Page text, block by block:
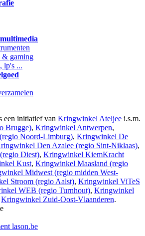
& gaming
lp's ...
initiatief van Kringwinkel Ateljee i.s.m.
Brugge), Kringwinkel Antwerpen,
Noord-Limburg), Kringwinkel De
Den Azalee (regio Sint-Niklaas),
Diest), Kringwinkel KiemKracht
Kust, Kringwinkel Maasland (regio
Midwest (regio midden West-
Stroom (regio Aalst), Kringwinkel ViTeS
WEB (regio Turnhout), Kringwinkel
Kringwinkel Zuid-Oost-Vlaanderen.
lason.be